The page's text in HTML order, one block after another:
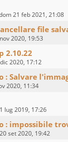
21 feb 2021, 21:08
file
2020, 19:53
2.10.22
2020, 17:12
: Salvare
2020, 11:34
lug 2019, 17:26
: impossibile
set 2020, 19:42